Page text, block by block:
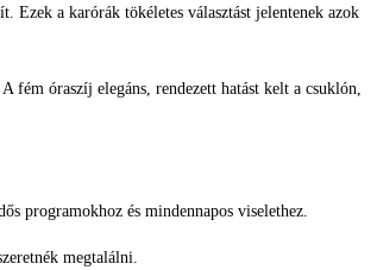
Ezek a karórák tökéletes választást jelentenek azok
fém óraszíj elegáns, rendezett hatást kelt a csuklón,
programokhoz és mindennapos viselethez.
megtalálni.